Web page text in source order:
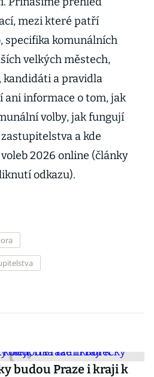
mezi které patří
specifika komunálních
velkých městech,
a pravidla
ani informace o tom, jak
volby, jak fungují
a kde
2026 online (články
odkazu).
budou Praze i kraji k